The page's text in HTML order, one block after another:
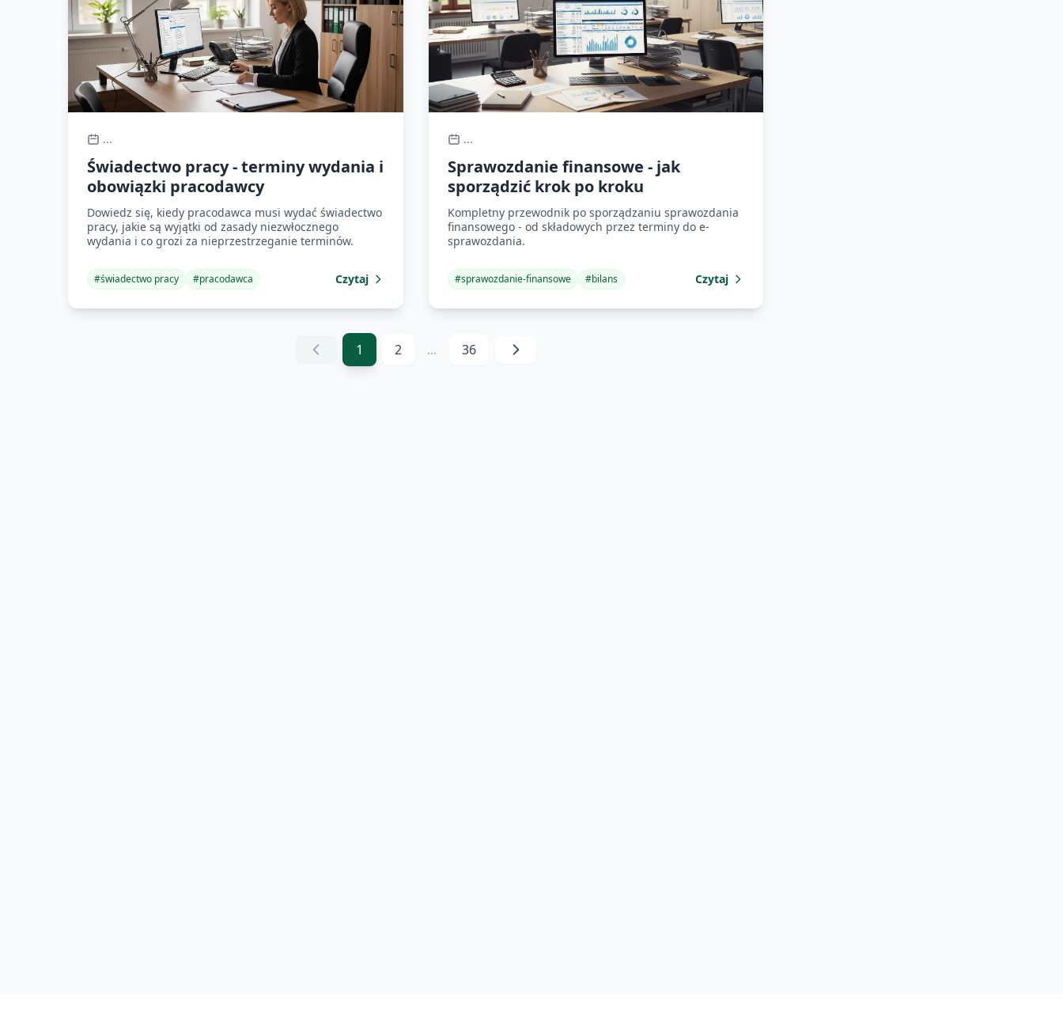
...
Świadectwo pracy - terminy wydania i
obowiązki pracodawcy
Dowiedz się, kiedy pracodawca musi wydać świadectwo
pracy, jakie są wyjątki od zasady niezwłocznego
wydania i co grozi za nieprzestrzeganie terminów.
#świadectwo pracy #pracodawca Czytaj
...
Sprawozdanie finansowe - jak
sporządzić krok po kroku
Kompletny przewodnik po sporządzaniu sprawozdania
finansowego - od składowych przez terminy do e-
sprawozdania.
#sprawozdanie-finansowe #bilans Czytaj
1 2 ... 36